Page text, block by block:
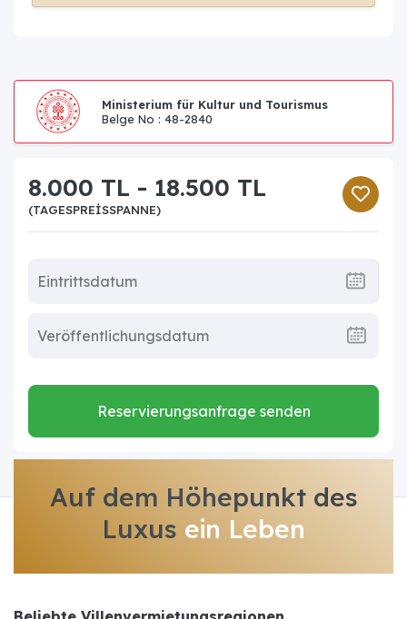
Ministerium für Kultur und Tourismus
Belge No : 48-2840
8.000 TL - 18.500 TL
(TAGESPREISSPANNE)
Reservierungsanfrage senden
Auf dem Höhepunkt des
Luxus ein Leben